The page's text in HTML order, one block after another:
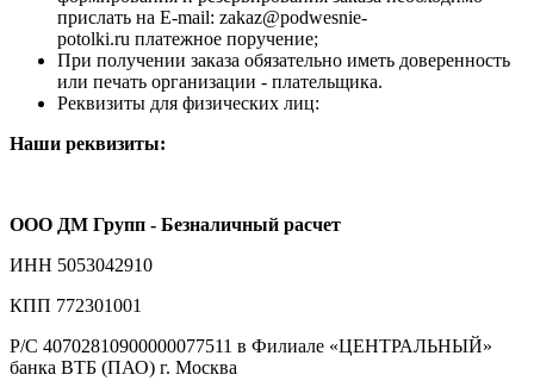
прислать на E-mail: zakaz@podwesnie-
potolki.ru платежное поручение;
При получении заказа обязательно иметь доверенность
или печать организации - плательщика.
Реквизиты для физических лиц:
Наши реквизиты:
ООО ДМ Групп - Безналичный расчет
ИНН 5053042910
КПП 772301001
Р/С 40702810900000077511 в Филиале «ЦЕНТРАЛЬНЫЙ»
банка ВТБ (ПАО) г. Москва